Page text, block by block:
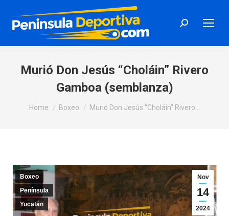
Search:
Murió Don Jesús “Choláin” Rivero
Gamboa (semblanza)
You are here:
Home Boxeo Murió Don Jesús “Choláin” Rivero…
Nov
14
2024
Boxeo
Península
Yucatán